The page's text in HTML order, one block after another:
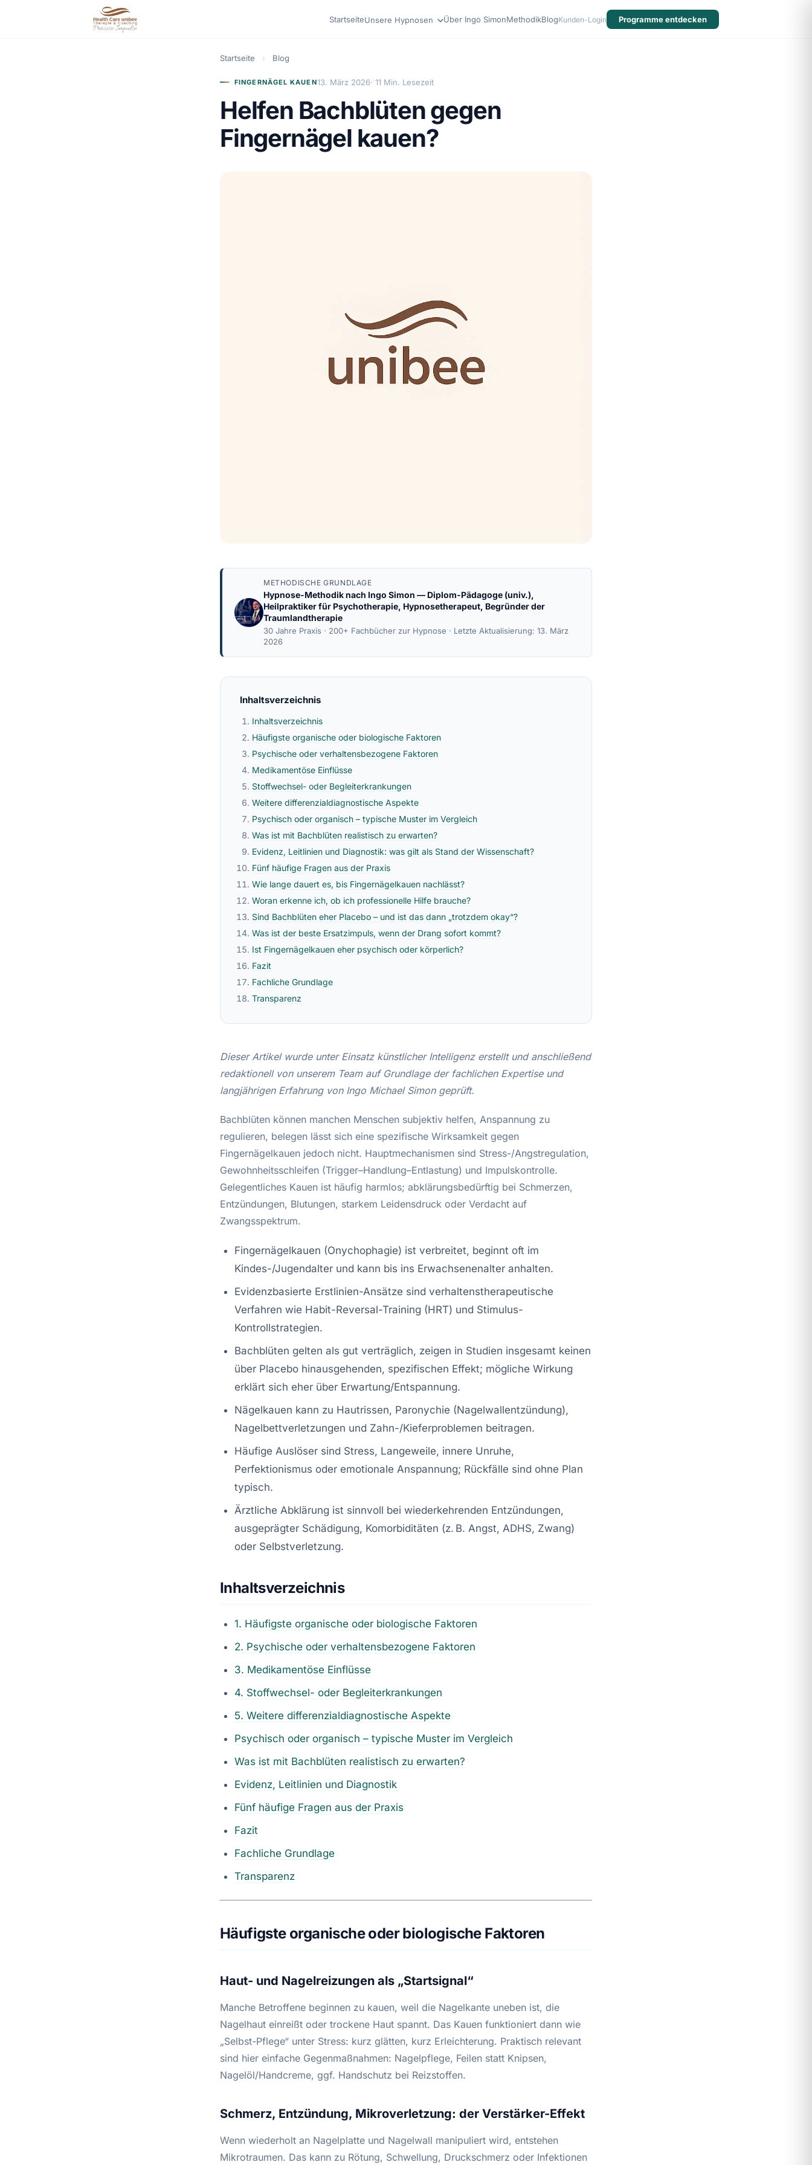
StartseiteUnsere Hypnosen Über Ingo SimonMethodikBlogKunden-Login Programme entdecken
Startseite › Blog
FINGERNÄGEL KAUEN13. März 2026· 11 Min. Lesezeit
Helfen Bachblüten gegen
Fingernägel kauen?
METHODISCHE GRUNDLAGE
Hypnose-Methodik nach Ingo Simon — Diplom-Pädagoge (univ.),
Heilpraktiker für Psychotherapie, Hypnosetherapeut, Begründer der
Traumlandtherapie
30 Jahre Praxis · 200+ Fachbücher zur Hypnose · Letzte Aktualisierung: 13. März
2026
Inhaltsverzeichnis
Inhaltsverzeichnis
Häufigste organische oder biologische Faktoren
Psychische oder verhaltensbezogene Faktoren
Medikamentöse Einflüsse
Stoffwechsel- oder Begleiterkrankungen
Weitere differenzialdiagnostische Aspekte
Psychisch oder organisch – typische Muster im Vergleich
Was ist mit Bachblüten realistisch zu erwarten?
Evidenz, Leitlinien und Diagnostik: was gilt als Stand der Wissenschaft?
Fünf häufige Fragen aus der Praxis
Wie lange dauert es, bis Fingernägelkauen nachlässt?
Woran erkenne ich, ob ich professionelle Hilfe brauche?
Sind Bachblüten eher Placebo – und ist das dann „trotzdem okay“?
Was ist der beste Ersatzimpuls, wenn der Drang sofort kommt?
Ist Fingernägelkauen eher psychisch oder körperlich?
Fazit
Fachliche Grundlage
Transparenz
Dieser Artikel wurde unter Einsatz künstlicher Intelligenz erstellt und anschließend
redaktionell von unserem Team auf Grundlage der fachlichen Expertise und
langjährigen Erfahrung von Ingo Michael Simon geprüft.
Bachblüten können manchen Menschen subjektiv helfen, Anspannung zu
regulieren, belegen lässt sich eine spezifische Wirksamkeit gegen
Fingernägelkauen jedoch nicht. Hauptmechanismen sind Stress-/Angstregulation,
Gewohnheitsschleifen (Trigger–Handlung–Entlastung) und Impulskontrolle.
Gelegentliches Kauen ist häufig harmlos; abklärungsbedürftig bei Schmerzen,
Entzündungen, Blutungen, starkem Leidensdruck oder Verdacht auf
Zwangsspektrum.
Fingernägelkauen (Onychophagie) ist verbreitet, beginnt oft im
Kindes-/Jugendalter und kann bis ins Erwachsenenalter anhalten.
Evidenzbasierte Erstlinien-Ansätze sind verhaltenstherapeutische
Verfahren wie Habit-Reversal-Training (HRT) und Stimulus-
Kontrollstrategien.
Bachblüten gelten als gut verträglich, zeigen in Studien insgesamt keinen
über Placebo hinausgehenden, spezifischen Effekt; mögliche Wirkung
erklärt sich eher über Erwartung/Entspannung.
Nägelkauen kann zu Hautrissen, Paronychie (Nagelwallentzündung),
Nagelbettverletzungen und Zahn-/Kieferproblemen beitragen.
Häufige Auslöser sind Stress, Langeweile, innere Unruhe,
Perfektionismus oder emotionale Anspannung; Rückfälle sind ohne Plan
typisch.
Ärztliche Abklärung ist sinnvoll bei wiederkehrenden Entzündungen,
ausgeprägter Schädigung, Komorbiditäten (z. B. Angst, ADHS, Zwang)
oder Selbstverletzung.
Inhaltsverzeichnis
1. Häufigste organische oder biologische Faktoren
2. Psychische oder verhaltensbezogene Faktoren
3. Medikamentöse Einflüsse
4. Stoffwechsel- oder Begleiterkrankungen
5. Weitere differenzialdiagnostische Aspekte
Psychisch oder organisch – typische Muster im Vergleich
Was ist mit Bachblüten realistisch zu erwarten?
Evidenz, Leitlinien und Diagnostik
Fünf häufige Fragen aus der Praxis
Fazit
Fachliche Grundlage
Transparenz
Häufigste organische oder biologische Faktoren
Haut- und Nagelreizungen als „Startsignal“
Manche Betroffene beginnen zu kauen, weil die Nagelkante uneben ist, die
Nagelhaut einreißt oder trockene Haut spannt. Das Kauen funktioniert dann wie
„Selbst-Pflege“ unter Stress: kurz glätten, kurz Erleichterung. Praktisch relevant
sind hier einfache Gegenmaßnahmen: Nagelpflege, Feilen statt Knipsen,
Nagelöl/Handcreme, ggf. Handschutz bei Reizstoffen.
Schmerz, Entzündung, Mikroverletzung: der Verstärker-Effekt
Wenn wiederholt an Nagelplatte und Nagelwall manipuliert wird, entstehen
Mikrotraumen. Das kann zu Rötung, Schwellung, Druckschmerz oder Infektionen